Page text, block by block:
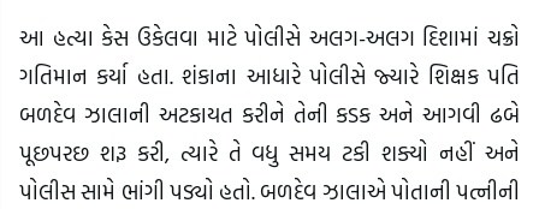
આ હત્યા કેસ ઉકેલવા માટે પોલીસે અલગ-અલગ દિશામાં ચક્રો
ગતિમાન કર્યા હતા. શંકાના આધારે પોલીસે જ્યારે શિક્ષક પતિ
બળદેવ ઝાલાની અટકાયત કરીને તેની કડક અને આગવી ઢબે
પૂછપરછ શરૂ કરી, ત્યારે તે વધુ સમય ટકી શક્યો નહીં અને
પોલીસ સામે ભાંગી પડ્યો હતો. બળદેવ ઝાલાએ પોતાની પત્નીની